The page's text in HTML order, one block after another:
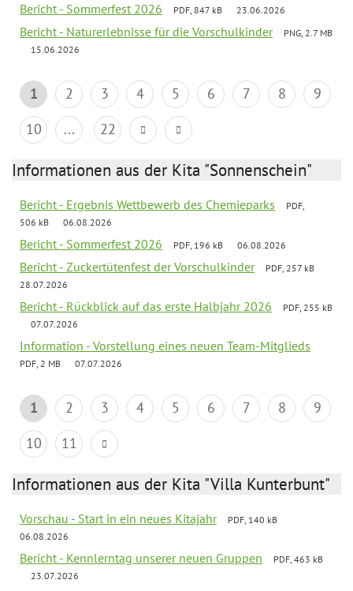
Bericht - Sommerfest 2026 PDF, 847 kB 23.06.2026
Bericht - Naturerlebnisse für die Vorschulkinder
PNG, 2.7 MB
15.06.2026
1 2 3 4 5 6 7 8
9
10
... 22
Informationen aus der Kita "Sonnenschein"
Bericht - Ergebnis Wettbewerb des Chemieparks
PDF,
506 kB
06.08.2026
Bericht - Sommerfest 2026 PDF, 196 kB 06.08.2026
Bericht - Zuckertütenfest der Vorschulkinder
PDF, 257 kB
28.07.2026
Bericht - Rückblick auf das erste Halbjahr 2026
PDF, 255 kB
07.07.2026
Information - Vorstellung eines neuen Team-Mitglieds
PDF, 2 MB 07.07.2026
1 2 3 4 5 6 7 8
9
10
11
Informationen aus der Kita "Villa Kunterbunt"
Vorschau - Start in ein neues Kitajahr
PDF, 140 kB
06.08.2026
Bericht - Kennlerntag unserer neuen Gruppen
PDF, 463 kB
23.07.2026